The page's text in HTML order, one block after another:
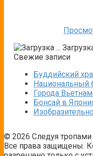
Свежие записи
Буддийский
Национальный
Города
Бонсай в
© 2026 Следуя
Все права защищены.